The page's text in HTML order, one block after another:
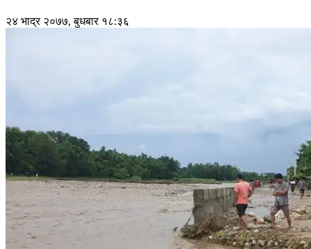
२४ भाद्र २०७७, बुधबार १८:३६